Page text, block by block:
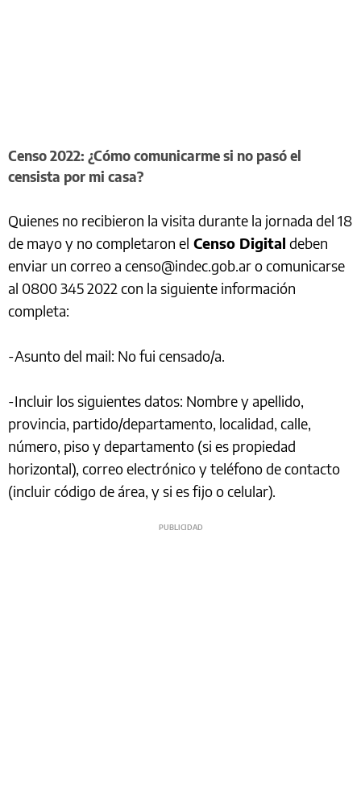
Censo 2022: ¿Cómo comunicarme si no pasó el
censista por mi casa?
Quienes no recibieron la visita durante la jornada del 18
de mayo y no completaron el Censo Digital deben
enviar un correo a censo@indec.gob.ar o comunicarse
al 0800 345 2022 con la siguiente información
completa:
-Asunto del mail: No fui censado/a.
-Incluir los siguientes datos: Nombre y apellido,
provincia, partido/departamento, localidad, calle,
número, piso y departamento (si es propiedad
horizontal), correo electrónico y teléfono de contacto
(incluir código de área, y si es fijo o celular).